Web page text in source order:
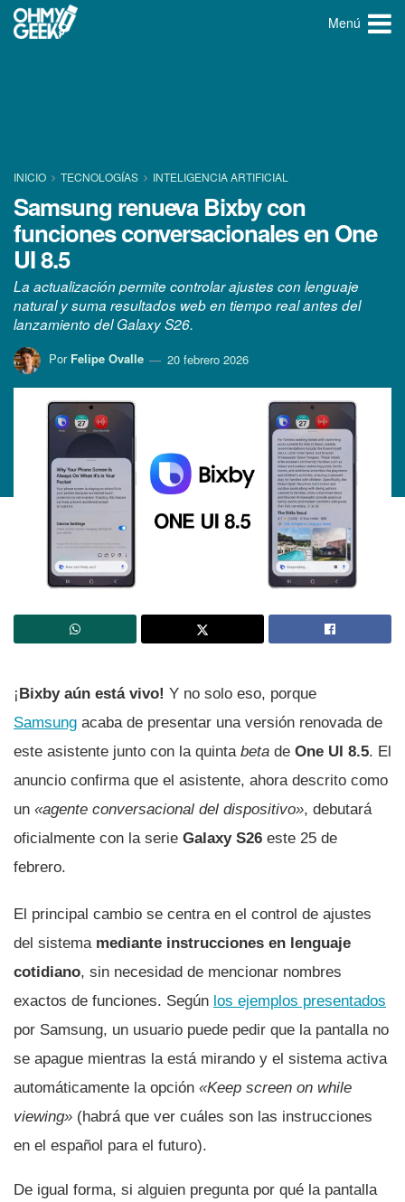
Menú
INICIO TECNOLOGÍ­AS INTELIGENCIA ARTIFICIAL
Samsung renueva Bixby con
funciones conversacionales en One
UI 8.5
La actualización permite controlar ajustes con lenguaje
natural y suma resultados web en tiempo real antes del
lanzamiento del Galaxy S26.
Por Felipe Ovalle 20 febrero 2026
¡Bixby aún está vivo! Y no solo eso, porque
Samsung acaba de presentar una versión renovada de
este asistente junto con la quinta beta de One UI 8.5. El
anuncio confirma que el asistente, ahora descrito como
un «agente conversacional del dispositivo», debutará
oficialmente con la serie Galaxy S26 este 25 de
febrero.
El principal cambio se centra en el control de ajustes
del sistema mediante instrucciones en lenguaje
cotidiano, sin necesidad de mencionar nombres
exactos de funciones. Según los ejemplos presentados
por Samsung, un usuario puede pedir que la pantalla no
se apague mientras la está mirando y el sistema activa
automáticamente la opción «Keep screen on while
viewing» (habrá que ver cuáles son las instrucciones
en el español para el futuro).
De igual forma, si alguien pregunta por qué la pantalla